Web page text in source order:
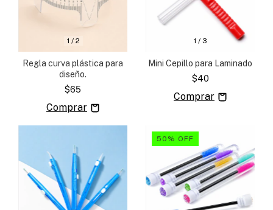
1 / 2
Regla curva plástica para
diseño.
$65
1 / 3
Mini Cepillo para Laminado
$40
50 % OFF